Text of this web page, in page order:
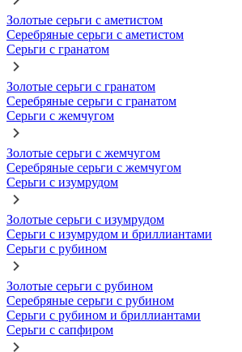
Золотые серьги с аметистом
Серебряные серьги с аметистом
Серьги с гранатом
Золотые серьги с гранатом
Серебряные серьги с гранатом
Серьги с жемчугом
Золотые серьги с жемчугом
Серебряные серьги с жемчугом
Серьги с изумрудом
Золотые серьги с изумрудом
Серьги с изумрудом и бриллиантами
Серьги с рубином
Золотые серьги с рубином
Серебряные серьги с рубином
Серьги с рубином и бриллиантами
Серьги с сапфиром